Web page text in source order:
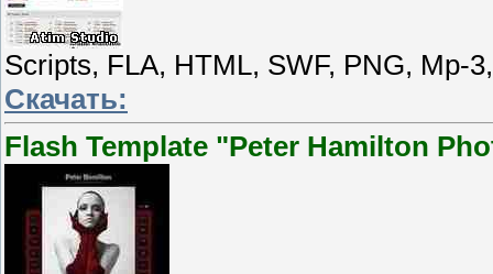
Scripts, FLA, HTML, SWF, PNG, Mp-
Скачать:
Flash Template "Peter Hamilton